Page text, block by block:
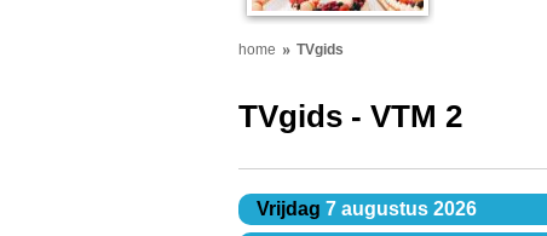
home TVgids
TVgids - VTM 2
Vrijdag 7 augustus 2026